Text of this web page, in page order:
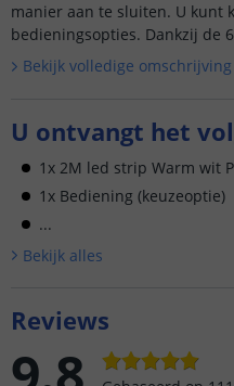
manier aan te sluiten. U kunt
bedieningsopties. Dankzij de
Bekijk volledige omschrijving
U ontvangt het
1x 2M led strip Warm wit
1x Bediening (keuzeoptie)
...
Bekijk alles
Reviews